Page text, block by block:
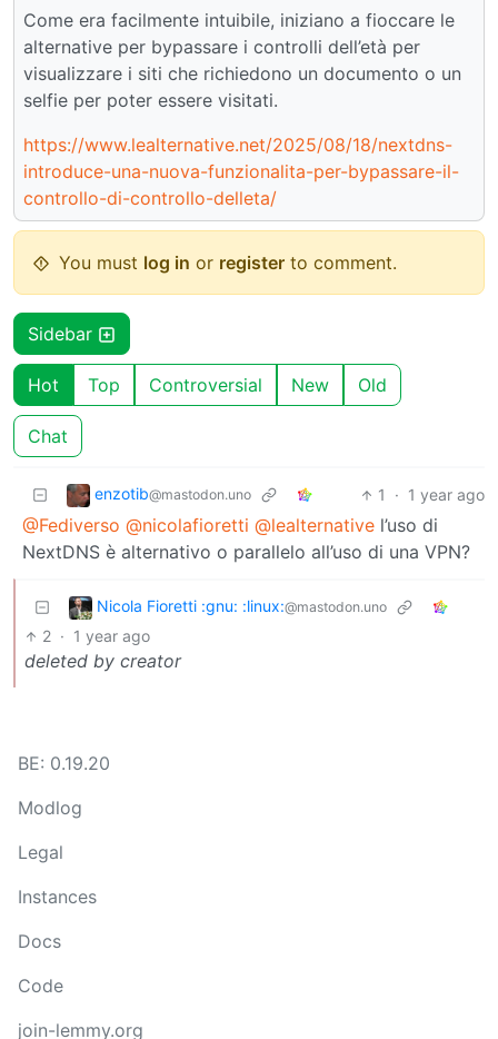
Come era facilmente intuibile, iniziano a fioccare le
alternative per bypassare i controlli dell’età per
visualizzare i siti che richiedono un documento o un
selfie per poter essere visitati.
https://www.lealternative.net/2025/08/18/nextdns-
introduce-una-nuova-funzionalita-per-bypassare-il-
controllo-di-controllo-delleta/
You must log in or register to comment.
Sidebar
Hot Top Controversial New Old
Chat
enzotib@mastodon.uno 1 · 1 year ago
@Fediverso @nicolafioretti @lealternative l’uso di
NextDNS è alternativo o parallelo all’uso di una VPN?
Nicola Fioretti :gnu: :linux:@mastodon.uno
2 · 1 year ago
deleted by creator
BE: 0.19.20
Modlog
Legal
Instances
Docs
Code
join-lemmy.org